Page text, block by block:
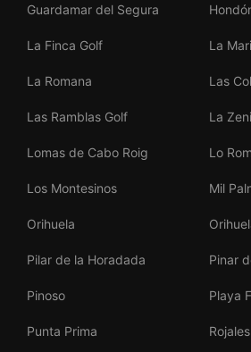
Guardamar del Segura
La Finca Golf La
La Romana Las
Las Ramblas Golf La
Lomas de Cabo Roig Lo
Los Montesinos Mil
Orihuela
Pilar de la Horadada Pinar
Pinoso Playa
Punta Prima Rojales